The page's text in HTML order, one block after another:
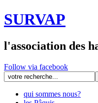
SURVAP
l'association des
Follow via facebook
qui sommes nous?